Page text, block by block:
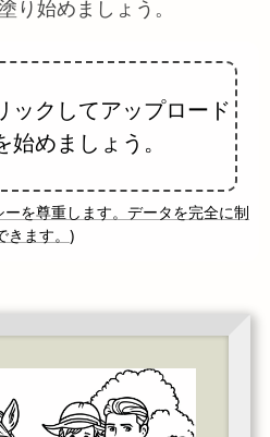
り始めましょう。
ックしてアップロード
始めましょう。
を尊重します。データを完全に制
きます。 )